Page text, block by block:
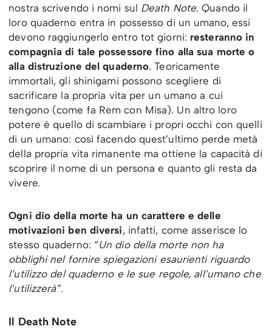
nostra scrivendo i nomi sul Death Note. Quando il
loro quaderno entra in possesso di un umano, essi
devono raggiungerlo entro tot giorni: resteranno in
compagnia di tale possessore fino alla sua morte o
alla distruzione del quaderno. Teoricamente
immortali, gli shinigami possono scegliere di
sacrificare la propria vita per un umano a cui
tengono (come fa Rem con Misa). Un altro loro
potere è quello di scambiare i propri occhi con quelli
di un umano: così facendo quest’ultimo perde metà
della propria vita rimanente ma ottiene la capacità di
scoprire il nome di un persona e quanto gli resta da
vivere.
Ogni dio della morte ha un carattere e delle
motivazioni ben diversi, infatti, come asserisce lo
stesso quaderno: “Un dio della morte non ha
obblighi nel fornire spiegazioni esaurienti riguardo
l’utilizzo del quaderno e le sue regole, all’umano che
l’utilizzerà”.
Il Death Note